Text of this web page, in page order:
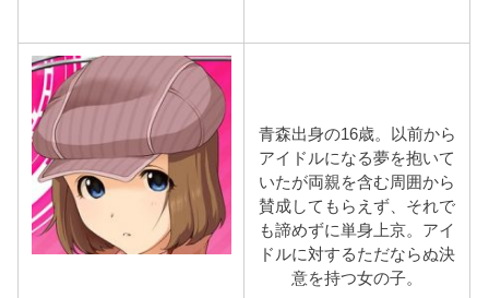
青森出身の16歳。以前から
アイドルになる夢を抱いて
いたが両親を含む周囲から
賛成してもらえず、それで
も諦めずに単身上京。アイ
ドルに対するただならぬ決
意を持つ女の子。